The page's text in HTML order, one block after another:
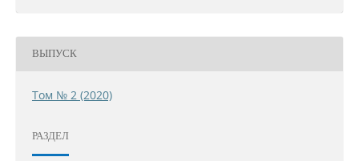
ВЫПУСК
Том № 2 (2020)
РАЗДЕЛ